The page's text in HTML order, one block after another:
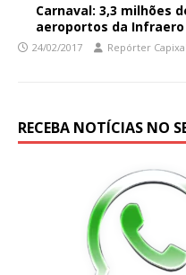
Carnaval: 3,3 milhões
aeroportos da Infraero
24/02/2017 Repórter
RECEBA NOTÍCIAS NO